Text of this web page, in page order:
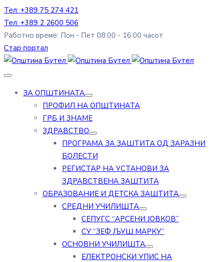
Тел: +389 75 274 421
Тел: +389 2 2600 506
Работно време: Пон - Пет 08:00 - 16:00 часот
Стар портал
ЗА ОПШТИНАТА
ПРОФИЛ НА ОПШТИНАТА
ГРБ И ЗНАМЕ
ЗДРАВСТВО
ПРОГРАМА ЗА ЗАШТИТА ОД ЗАРАЗНИ
БОЛЕСТИ
РЕГИСТАР НА УСТАНОВИ ЗА
ЗДРАВСТВЕНА ЗАШТИТА
ОБРАЗОВАНИЕ И ДЕТСКА ЗАШТИТА
СРЕДНИ УЧИЛИШТА
СЕПУГС “АРСЕНИ ЈОВКОВ”
СУ “ЗЕФ ЉУШ МАРКУ”
ОСНОВНИ УЧИЛИШТА
ЕЛЕКТРОНСКИ УПИС НА